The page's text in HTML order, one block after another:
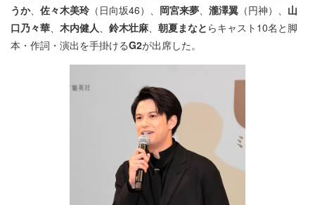
うか、 佐々木美玲 （日向坂46）、 岡宮来夢 瀧澤翼 （円神）、 山
口乃々華
木内健人 鈴木壮麻 朝夏まなと らキャスト10名と脚
本・作詞・演出を手掛けるG2が出席した。